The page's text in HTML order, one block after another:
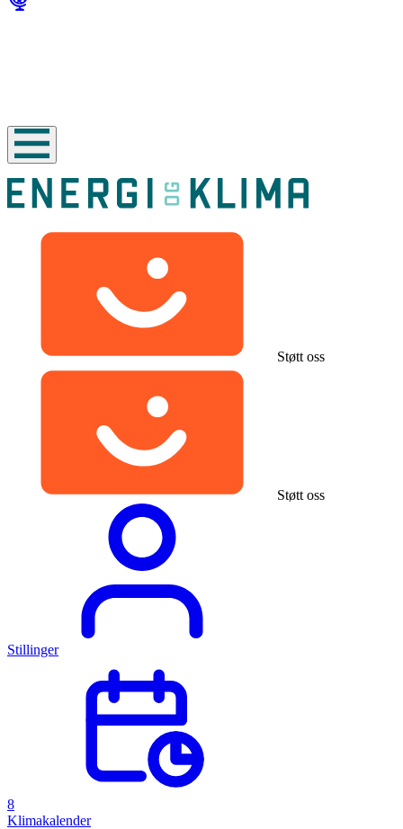
Støtt oss
Støtt oss
Stillinger
8
Klimakalender